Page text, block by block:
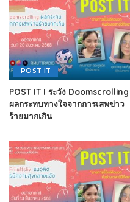
POST IT
POST IT I ระวัง Doomscrolling
ผลกระทบทางใจจากการเสพข่าว
ร้ายมากเกิน